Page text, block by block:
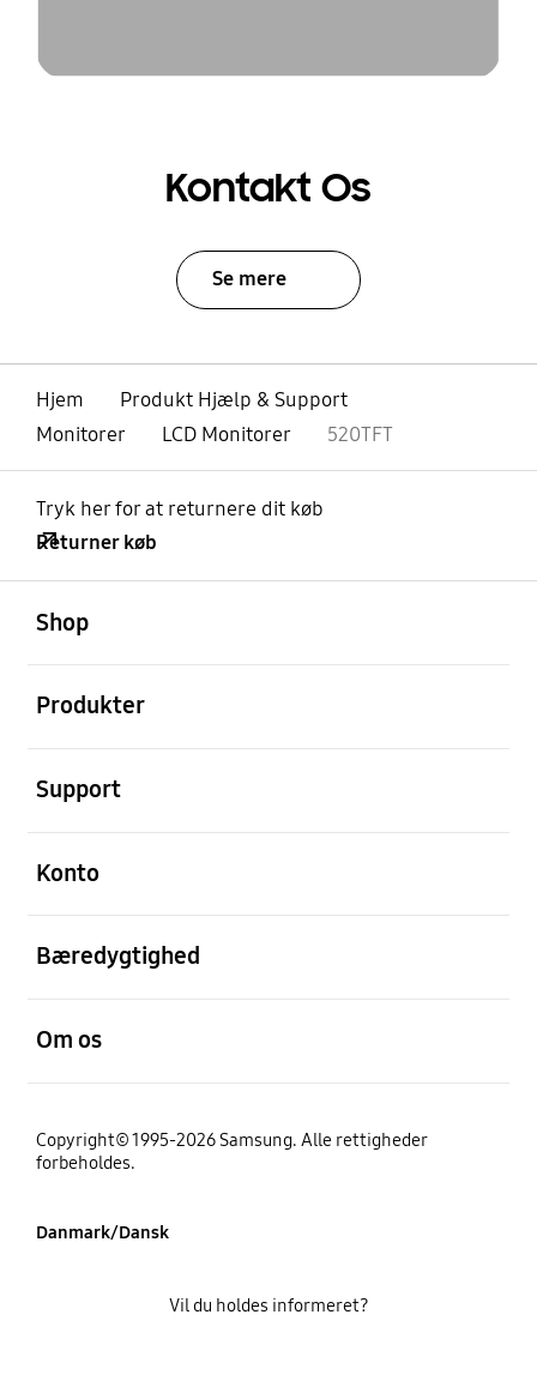
Kontakt Os
Se mere
Hjem
Produkt Hjælp & Support
Monitorer
LCD Monitorer 520TFT
Tryk her for at returnere dit køb
Returner køb
Shop
Produkter
Support
Konto
Bæredygtighed
Om os
Copyright© 1995-2026 Samsung. Alle rettigheder
forbeholdes.
Danmark/Dansk
Vil du holdes informeret?